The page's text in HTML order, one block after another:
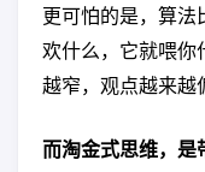
更可怕的是，算法
欢什么，它就喂你
越窄，观点越来越
而淘金式思维，是